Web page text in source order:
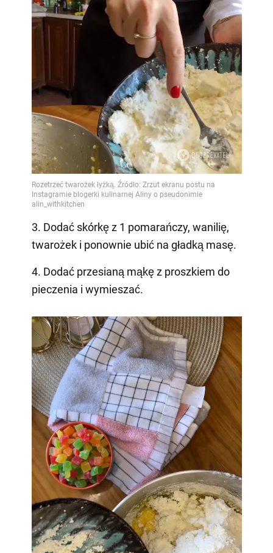
3. Dodać skórkę z 1 pomarańczy, wanilię,
twarożek i ponownie ubić na gładką masę.
4. Dodać przesianą mąkę z proszkiem do
pieczenia i wymieszać.